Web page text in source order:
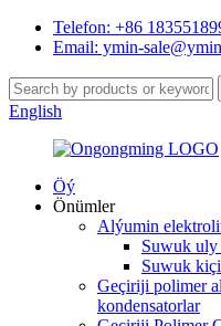
Telefon: +86
Email: ymin-
English
Öý
Önümler
Alýumin
Suwuk uly
Suwuk
Geçiriji polimer
kondensatorlar